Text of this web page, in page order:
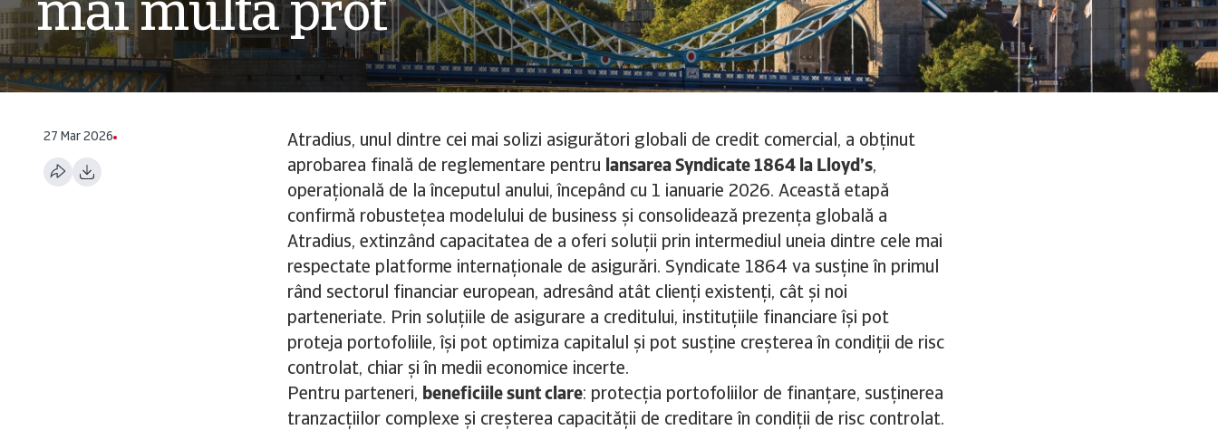
mai multă prot
27 Mar 2026
Atradius, unul dintre cei mai solizi asigurători globali de credit comercial, a obținut
aprobarea finală de reglementare pentru lansarea Syndicate 1864 la Lloyd’s,
operațională de la începutul anului, începând cu 1 ianuarie 2026. Această etapă
confirmă robustețea modelului de business și consolidează prezența globală a
Atradius, extinzând capacitatea de a oferi soluții prin intermediul uneia dintre cele mai
respectate platforme internaționale de asigurări. Syndicate 1864 va susține în primul
rând sectorul financiar european, adresând atât clienți existenți, cât și noi
parteneriate. Prin soluțiile de asigurare a creditului, instituțiile financiare își pot
proteja portofoliile, își pot optimiza capitalul și pot susține creșterea în condiții de risc
controlat, chiar și în medii economice incerte.
Pentru parteneri, beneficiile sunt clare: protecția portofoliilor de finanțare, susținerea
tranzacțiilor complexe și creșterea capacității de creditare în condiții de risc controlat.